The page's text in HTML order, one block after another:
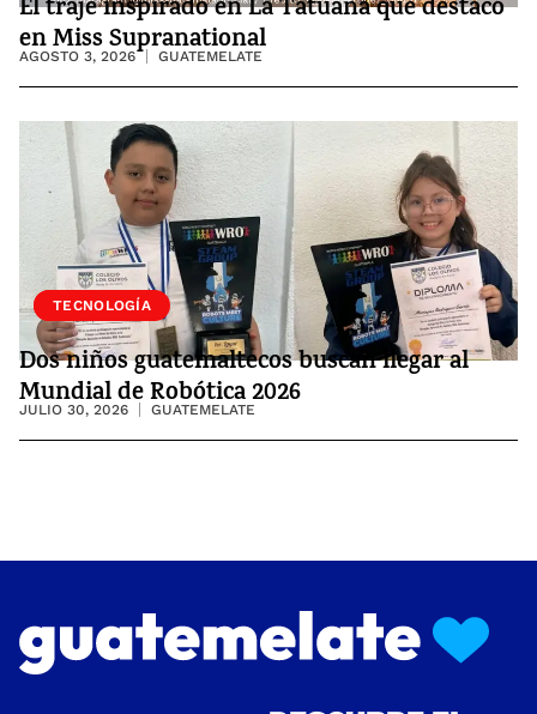
El traje inspirado en La Tatuana que destacó
en Miss Supranational
AGOSTO 3, 2026 GUATEMELATE
SOCIEDAD
TECNOLOGÍA
Dos niños guatemaltecos buscan llegar al
Mundial de Robótica 2026
JULIO 30, 2026 GUATEMELATE